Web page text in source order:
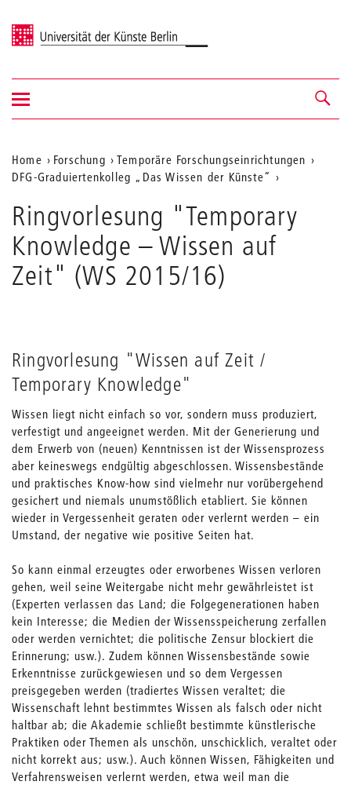
Universität der Künste Berlin
Navigation &
Suche
Navigation
ein-/ausblenden
Aktuelle
Position
auf
der
Webseite
Home Forschung
Temporäre Forschungseinrichtungen
DFG-Graduiertenkolleg „Das Wissen der Künste“
Ringvorlesung "Temporary
Knowledge – Wissen auf
Zeit" (WS 2015/16)
Ringvorlesung "Wissen auf Zeit /
Temporary Knowledge"
Wissen liegt nicht einfach so vor, sondern muss produziert,
verfestigt und angeeignet werden. Mit der Generierung und
dem Erwerb von (neuen) Kenntnissen ist der Wissensprozess
aber keineswegs endgültig abgeschlossen. Wissensbestände
und praktisches Know-how sind vielmehr nur vorübergehend
gesichert und niemals unumstößlich etabliert. Sie können
wieder in Vergessenheit geraten oder verlernt werden – ein
Umstand, der negative wie positive Seiten hat.
So kann einmal erzeugtes oder erworbenes Wissen verloren
gehen, weil seine Weitergabe nicht mehr gewährleistet ist
(Experten verlassen das Land; die Folgegenerationen haben
kein Interesse; die Medien der Wissensspeicherung zerfallen
oder werden vernichtet; die politische Zensur blockiert die
Erinnerung; usw.). Zudem können Wissensbestände sowie
Erkenntnisse zurückgewiesen und so dem Vergessen
preisgegeben werden (tradiertes Wissen veraltet; die
Wissenschaft lehnt bestimmtes Wissen als falsch oder nicht
haltbar ab; die Akademie schließt bestimmte künstlerische
Praktiken oder Themen als unschön, unschicklich, veraltet oder
nicht korrekt aus; usw.). Auch können Wissen, Fähigkeiten und
Verfahrensweisen verlernt werden, etwa weil man die